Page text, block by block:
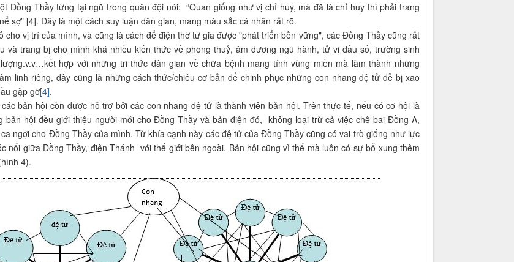
Đồng Thầy từng tại ngũ trong quân đội nói: “Quan giống như vị chỉ huy, mà đã là chỉ huy thì phải trang
sợ” [4]. Đây là một cách suy luận dân gian, mang màu sắc cá nhân rất rõ.
cho vị trí của mình, và cũng là cách để điện thờ tư gia được "phát triển bền vững", các Đồng Thầy cũng rất
và trang bị cho mình khá nhiều kiến thức về phong thuỷ, âm dương ngũ hành, tử vi đầu số, trường sinh
hợp với những tri thức dân gian về chữa bệnh mang tính vùng miền mà làm thành những
linh riêng, đây cũng là những cách thức/chiêu cơ bản để chinh phục những con nhang đệ tử dễ bị xao
gặp gỡ[4].
bản hội còn được hỗ trợ bởi các con nhang đệ tử là thành viên bản hội. Trên thực tế, nếu có cơ hội là
bản hội đều giới thiệu người mới cho Đồng Thầy và bản điện đó, không loại trừ cả việc chê bai Đồng A,
ngợi cho Đồng Thầy của mình. Từ khía cạnh này các đệ tử của Đồng Thầy cũng có vai trò giống như lực
nối giữa Đồng Thầy, điện Thánh với thế giới bên ngoài. Bản hội cũng vì thế mà luôn có sự bổ xung thêm
4).